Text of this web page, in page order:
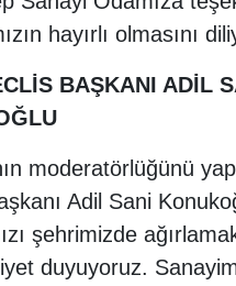
hayırlı olmasını
BAŞKANI ADİL
moderatörlüğünü
Adil Sani
şehrimizde
duyuyoruz.